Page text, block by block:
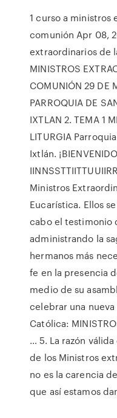
1 curso a ministros
comunión Apr 08,
extraordinarios de
MINISTROS
COMUNIÓN 29 DE
PARROQUIA DE
IXTLAN 2. TEMA 1
LITURGIA
Ixtlán.
Ministros
Eucarística. Ellos
cabo el testimonio
administrando la
hermanos más
fe en la presencia
medio de su
celebrar una
Católica:
… 5. La razón
de los Ministros
no es la carencia
que así estamos